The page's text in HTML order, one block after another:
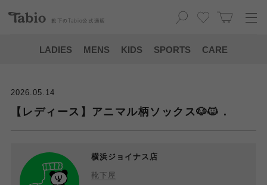
靴下の Tabio 公式通販
LADIES MENS KIDS SPORTS CARE
2026.05.14
【レディース】アニマル柄ソックス🐶🐱．
横浜ジョイナス店
靴下屋